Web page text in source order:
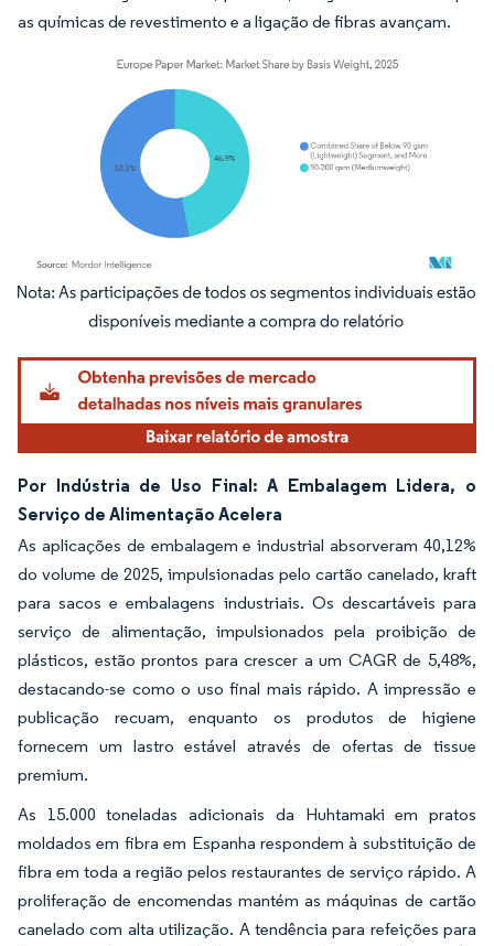
as químicas de revestimento e a ligação de fibras avançam.
Imagem © Mordor Intelligence. O reuso requer atribuição conforme CC BY 4.0.
Por Indústria de Uso Final: A Embalagem Lidera, o
Serviço de Alimentação Acelera
As aplicações de embalagem e industrial absorveram 40,12%
do volume de 2025, impulsionadas pelo cartão canelado, kraft
para sacos e embalagens industriais. Os descartáveis para
serviço de alimentação, impulsionados pela proibição de
plásticos, estão prontos para crescer a um CAGR de 5,48%,
destacando-se como o uso final mais rápido. A impressão e
publicação recuam, enquanto os produtos de higiene
fornecem um lastro estável através de ofertas de tissue
premium.
As 15.000 toneladas adicionais da Huhtamaki em pratos
moldados em fibra em Espanha respondem à substituição de
fibra em toda a região pelos restaurantes de serviço rápido. A
proliferação de encomendas mantém as máquinas de cartão
canelado com alta utilização. A tendência para refeições para